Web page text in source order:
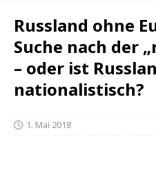
Russland ohne
Suche nach der
– oder ist
nationalistisch?
1. Mai 2018